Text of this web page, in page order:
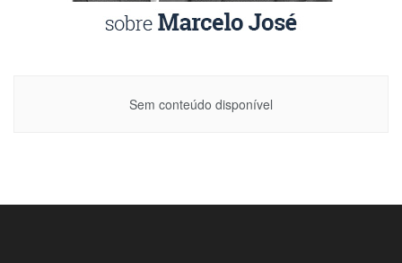
Sem conteúdo disponível